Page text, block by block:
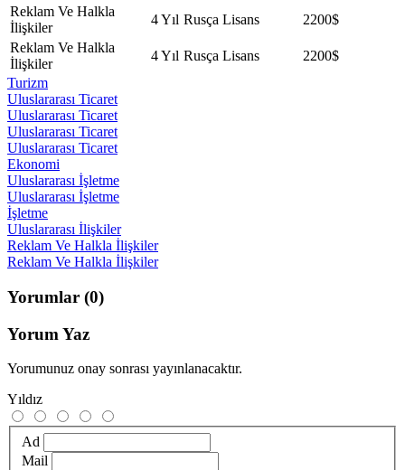
Reklam Ve Halkla
İlişkiler
4 Yıl Rusça Lisans
2200$
Reklam Ve Halkla
İlişkiler
4 Yıl Rusça Lisans
2200$
Turizm
Uluslararası Ticaret
Uluslararası Ticaret
Uluslararası Ticaret
Uluslararası Ticaret
Ekonomi
Uluslararası İşletme
Uluslararası İşletme
İşletme
Uluslararası İlişkiler
Reklam Ve Halkla İlişkiler
Reklam Ve Halkla İlişkiler
Yorumlar (0)
Yorum Yaz
Yorumunuz onay sonrası yayınlanacaktır.
Yıldız
Ad
Mail